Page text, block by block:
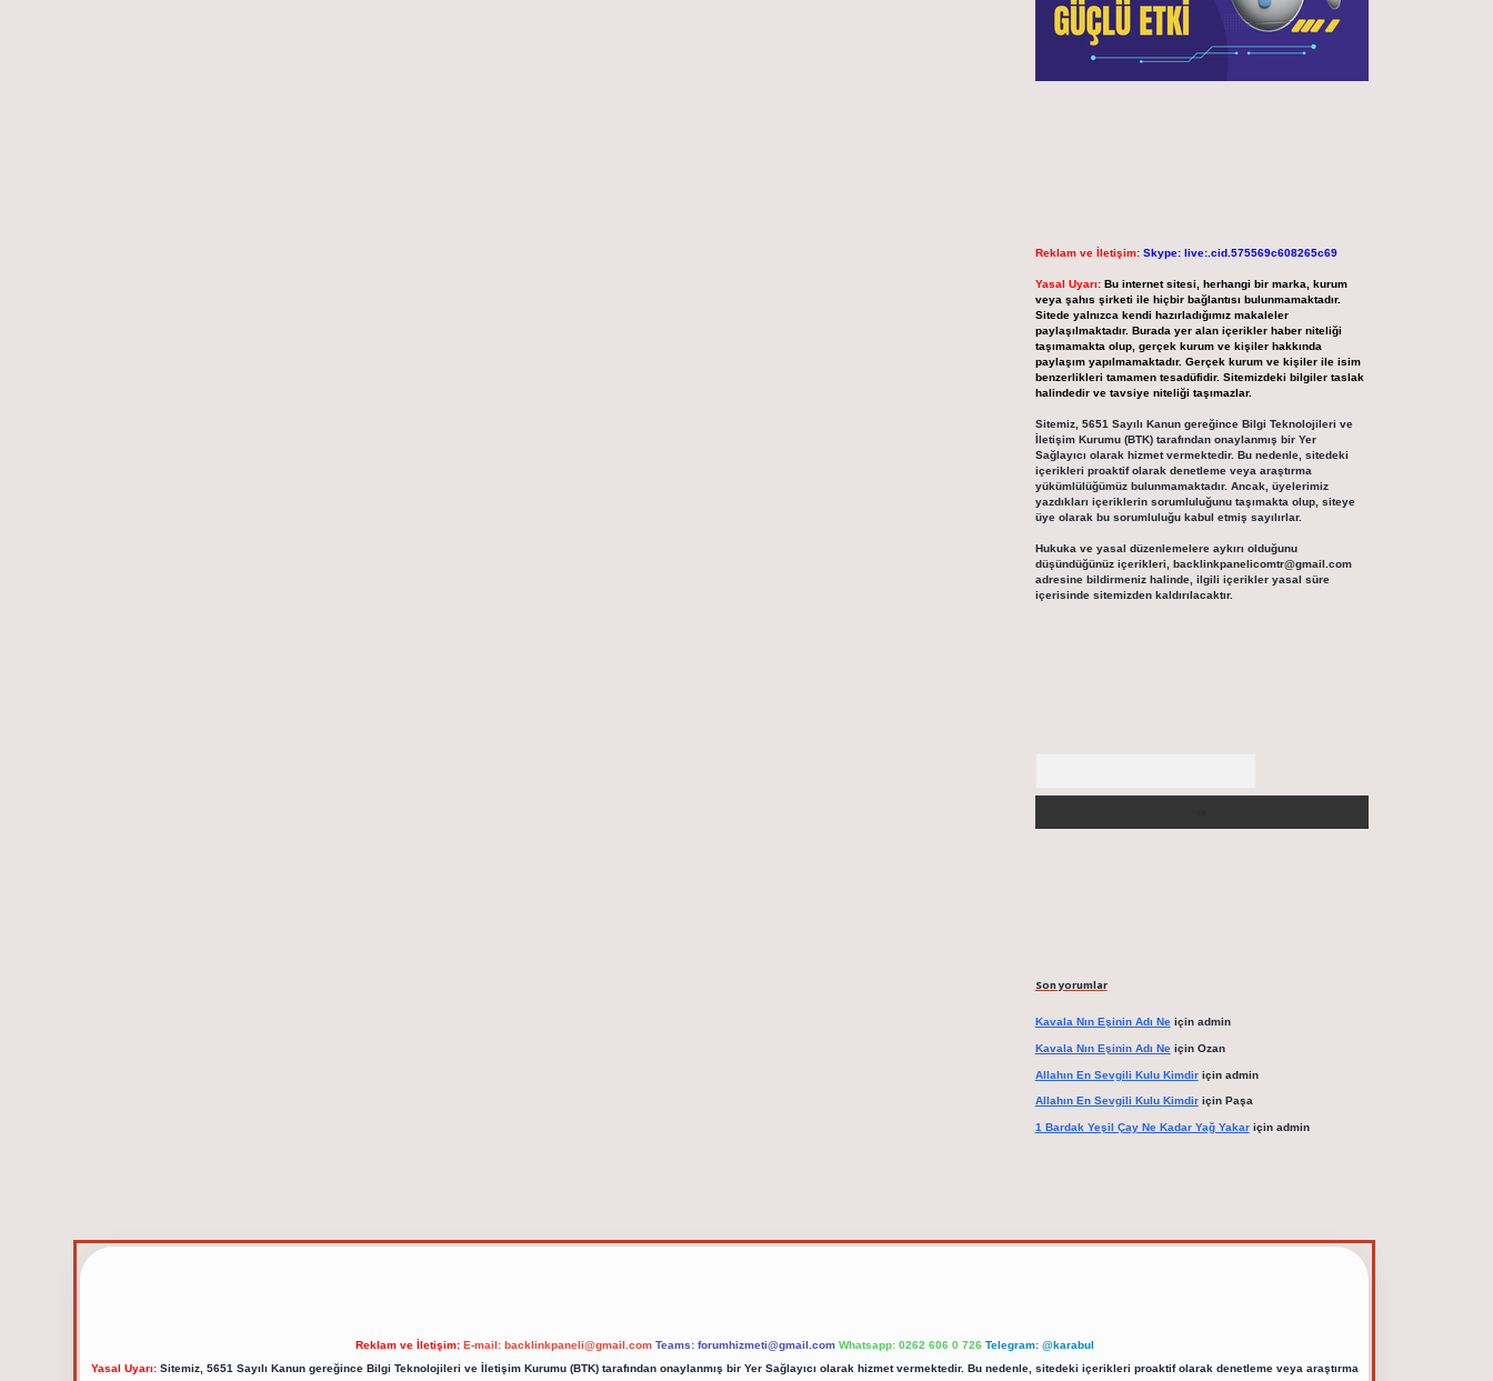
Reklam ve İletişim: Skype: live:.cid.575569c608265c69
Yasal Uyarı: Bu internet sitesi, herhangi bir marka, kurum
veya şahıs şirketi ile hiçbir bağlantısı bulunmamaktadır.
Sitede yalnızca kendi hazırladığımız makaleler
paylaşılmaktadır. Burada yer alan içerikler haber niteliği
taşımamakta olup, gerçek kurum ve kişiler hakkında
paylaşım yapılmamaktadır. Gerçek kurum ve kişiler ile isim
benzerlikleri tamamen tesadüfidir. Sitemizdeki bilgiler taslak
halindedir ve tavsiye niteliği taşımazlar.
Sitemiz, 5651 Sayılı Kanun gereğince Bilgi Teknolojileri ve
İletişim Kurumu (BTK) tarafından onaylanmış bir Yer
Sağlayıcı olarak hizmet vermektedir. Bu nedenle, sitedeki
içerikleri proaktif olarak denetleme veya araştırma
yükümlülüğümüz bulunmamaktadır. Ancak, üyelerimiz
yazdıkları içeriklerin sorumluluğunu taşımakta olup, siteye
üye olarak bu sorumluluğu kabul etmiş sayılırlar.
Hukuka ve yasal düzenlemelere aykırı olduğunu
düşündüğünüz içerikleri, backlinkpanelicomtr@gmail.com
adresine bildirmeniz halinde, ilgili içerikler yasal süre
içerisinde sitemizden kaldırılacaktır.
Son yorumlar
Kavala Nın Eşinin Adı Neiçin admin
Kavala Nın Eşinin Adı Neiçin Ozan
Allahın En Sevgili Kulu Kimdiriçin admin
Allahın En Sevgili Kulu Kimdiriçin Paşa
1 Bardak Yeşil Çay Ne Kadar Yağ Yakariçin admin
Reklam ve İletişim: E-mail: backlinkpaneli@gmail.com Teams: forumhizmeti@gmail.com Whatsapp: 0262 606 0 726 Telegram: @karabul
Yasal Uyarı:Sitemiz, 5651 Sayılı Kanun gereğince Bilgi Teknolojileri ve İletişim Kurumu (BTK) tarafından onaylanmış bir Yer Sağlayıcı olarak hizmet vermektedir. Bu nedenle, sitedeki içerikleri proaktif olarak denetleme veya araştırma